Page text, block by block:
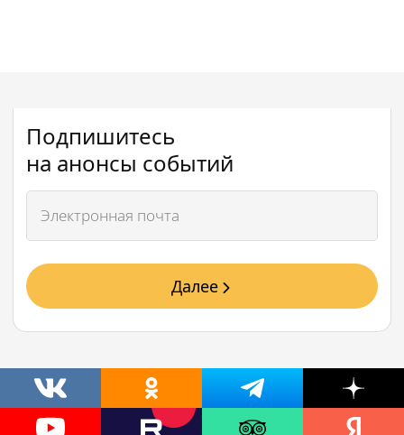
Подпишитесь
на анонсы событий
Далее